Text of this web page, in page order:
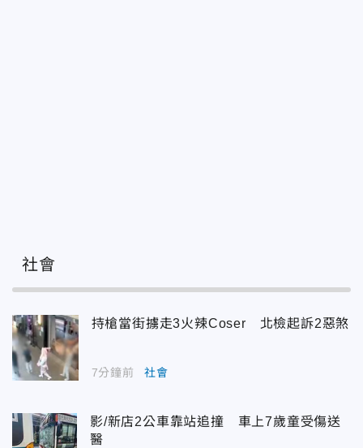
社會
持槍當街擄走3火辣Coser 北檢起訴2惡煞
7分鐘前 社會
影/新店2公車靠站追撞 車上7歲童受傷送
醫